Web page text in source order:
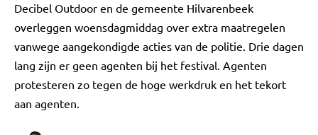
Decibel Outdoor en de gemeente Hilvarenbeek
overleggen woensdagmiddag over extra maatregelen
vanwege aangekondigde acties van de politie. Drie dagen
lang zijn er geen agenten bij het festival. Agenten
protesteren zo tegen de hoge werkdruk en het tekort
aan agenten.